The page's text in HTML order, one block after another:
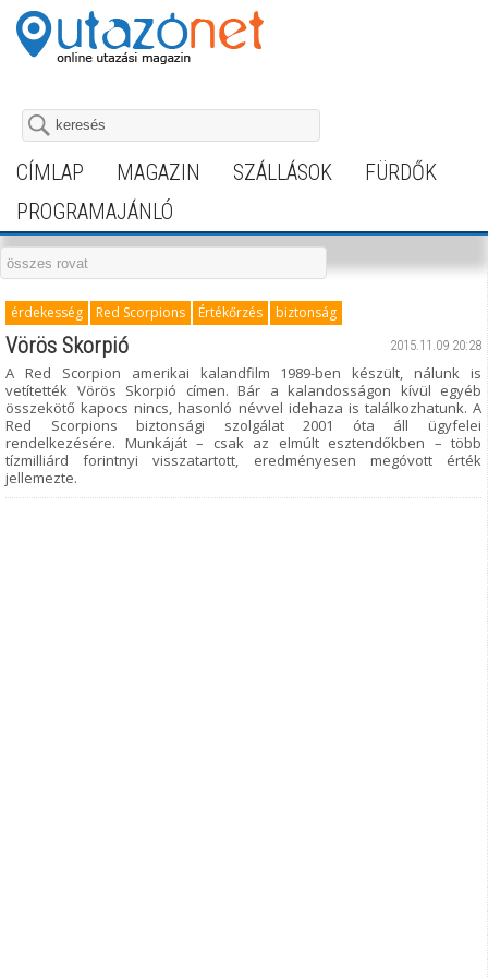
CÍMLAP MAGAZIN SZÁLLÁSOK
FÜRDŐK
PROGRAMAJÁNLÓ
érdekesség Red Scorpions Értékőrzés biztonság
2015.11.09 20:28
Vörös Skorpió
A Red Scorpion amerikai kalandfilm 1989-ben készült, nálunk is
vetítették Vörös Skorpió címen. Bár a kalandosságon kívül egyéb
összekötő kapocs nincs, hasonló névvel idehaza is találkozhatunk. A
Red Scorpions biztonsági szolgálat 2001 óta áll ügyfelei
rendelkezésére. Munkáját – csak az elmúlt esztendőkben – több
tízmilliárd forintnyi visszatartott, eredményesen megóvott érték
jellemezte.